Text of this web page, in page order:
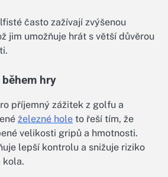
často zažívají zvýšenou
jim umožňuje hrát s větší důvěrou
hry
příjemný zážitek z golfu a
železné hole to řeší tím, že
velikosti gripů a hmotnosti.
lepší kontrolu a snižuje riziko
kola.